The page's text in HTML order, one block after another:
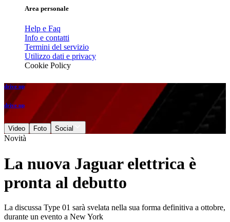
Area personale
Help e Faq
Info e contatti
Termini del servizio
Utilizzo dati e privacy
Cookie Policy
drive up
drive up
Video Foto Social
Novità
La nuova Jaguar elettrica è
pronta al debutto
La discussa Type 01 sarà svelata nella sua forma definitiva a ottobre,
durante un evento a New York